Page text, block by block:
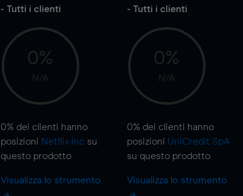
- Tutti i clienti
0%
N/A
0% dei clienti hanno
posizioni Netflix Inc su
questo prodotto
Visualizza lo strumento
- Tutti i clienti
0%
N/A
0% dei clienti hanno
posizioni UniCredit SpA
su questo prodotto
Visualizza lo strumento